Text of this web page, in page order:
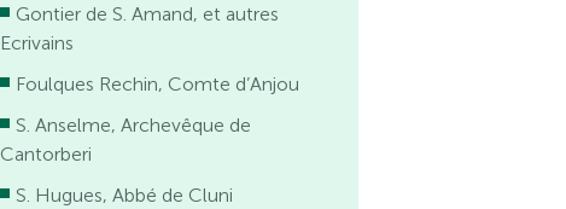
Gontier de S. Amand, et autres
Ecrivains
Foulques Rechin, Comte d’Anjou
S. Anselme, Archevêque de
Cantorberi
S. Hugues, Abbé de Cluni